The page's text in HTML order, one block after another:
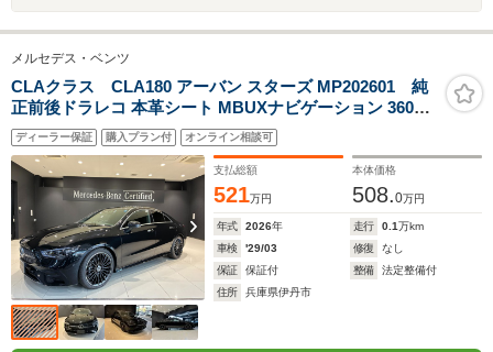
メルセデス・ベンツ
CLAクラス CLA180 アーバン スターズ MP202601 純
正前後ドラレコ 本革シート MBUXナビゲーション 360度
カメラ
ディーラー保証 購入プラン付 オンライン相談可
支払総額
521万円
本体価格
508.0万円
年式 2026年 走行 0.1万km
車検
'29/03 修復
なし
保証
保証付 整備
法定整備付
住所
兵庫県伊丹市